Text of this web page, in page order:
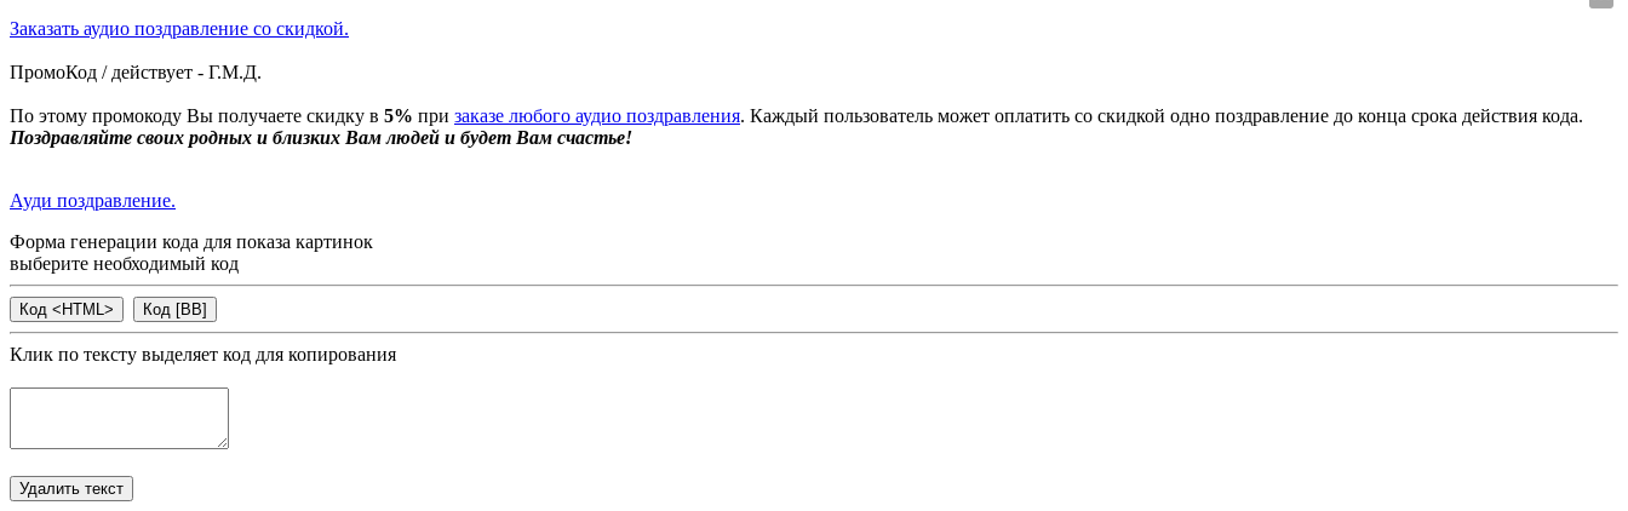
Заказать аудио поздравление со скидкой.
ПромоКод / действует - Г.М.Д.
По этому промокоду Вы получаете скидку в 5% при заказе любого аудио поздравления. Каждый пользователь может оплатить со скидкой одно поздравление до конца срока действия кода.
Поздравляйте своих родных и близких Вам людей и будет Вам счастье!
Ауди поздравление.
Форма генерации кода для показа картинок
выберите необходимый код
Клик по тексту выделяет код для копирования